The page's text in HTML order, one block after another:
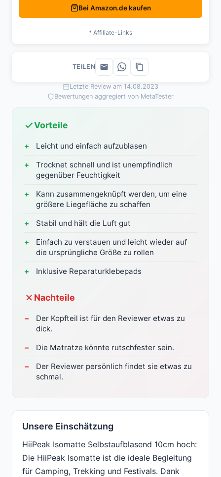
Letzte Review am 14.08.2023
Bewertungen aggregiert von MetaTester
Vorteile
Leicht und einfach aufzublasen
Trocknet schnell und ist unempfindlich
gegenüber Feuchtigkeit
Kann zusammengeknüpft werden, um eine
größere Liegefläche zu schaffen
Stabil und hält die Luft gut
Einfach zu verstauen und leicht wieder auf
die ursprüngliche Größe zu rollen
Inklusive Reparaturklebepads
Nachteile
Der Kopfteil ist für den Reviewer etwas zu
dick.
Die Matratze könnte rutschfester sein.
Der Reviewer persönlich findet sie etwas zu
schmal.
Unsere Einschätzung
HiiPeak Isomatte Selbstaufblasend 10cm hoch:
Die HiiPeak Isomatte ist die ideale Begleitung
für Camping, Trekking und Festivals. Dank
Bei Amazon.de kaufen
* Affiliate-Links
TEILEN